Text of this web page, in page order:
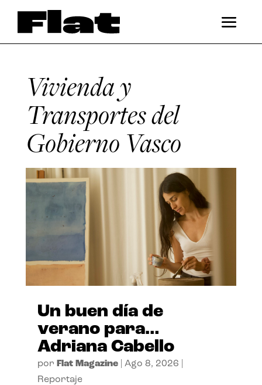
Vivienda y
Transportes del
Gobierno Vasco
Un buen día de
verano para…
Adriana Cabello
por Flat Magazine| Ago 8, 2026
Reportaje